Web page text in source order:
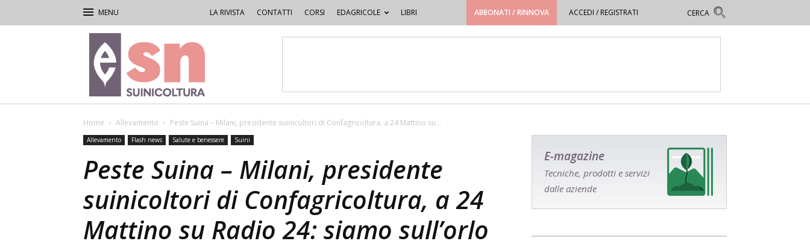
LA RIVISTA CONTATTI CORSI EDAGRICOLE LIBRI ABBONATI / RINNOVA ACCEDI / REGISTRATI
Rivista
di
Suinicoltura
Home Allevamento Peste Suina – Milani, presidente suinicoltori di Confagricoltura, a 24 Mattino su...
Allevamento Flash news Salute e benessere Suini
Peste Suina – Milani, presidente
suinicoltori di Confagricoltura, a 24
Mattino su Radio 24: siamo sull’orlo
E-magazine
Tecniche, prodotti e servizi
dalle aziende